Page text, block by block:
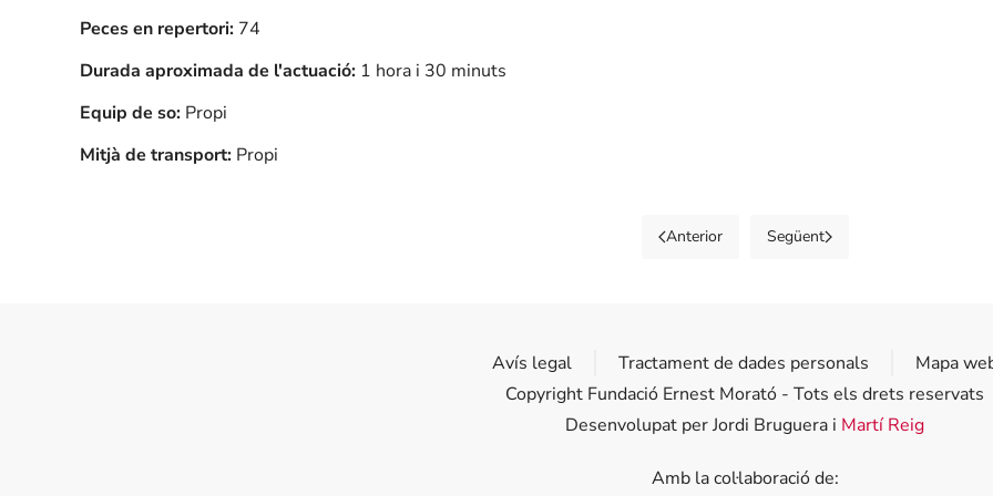
Peces en repertori: 74
Durada aproximada de l'actuació: 1 hora i 30 minuts
Equip de so: Propi
Mitjà de transport: Propi
Anterior Següent
Avís legal Tractament de dades personals
Mapa
Copyright Fundació Ernest Morató - Tots els drets reservats
Desenvolupat per Jordi Bruguera i Martí Reig
Amb la col·laboració de: